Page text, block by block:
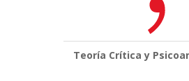
Teoría Crítica y